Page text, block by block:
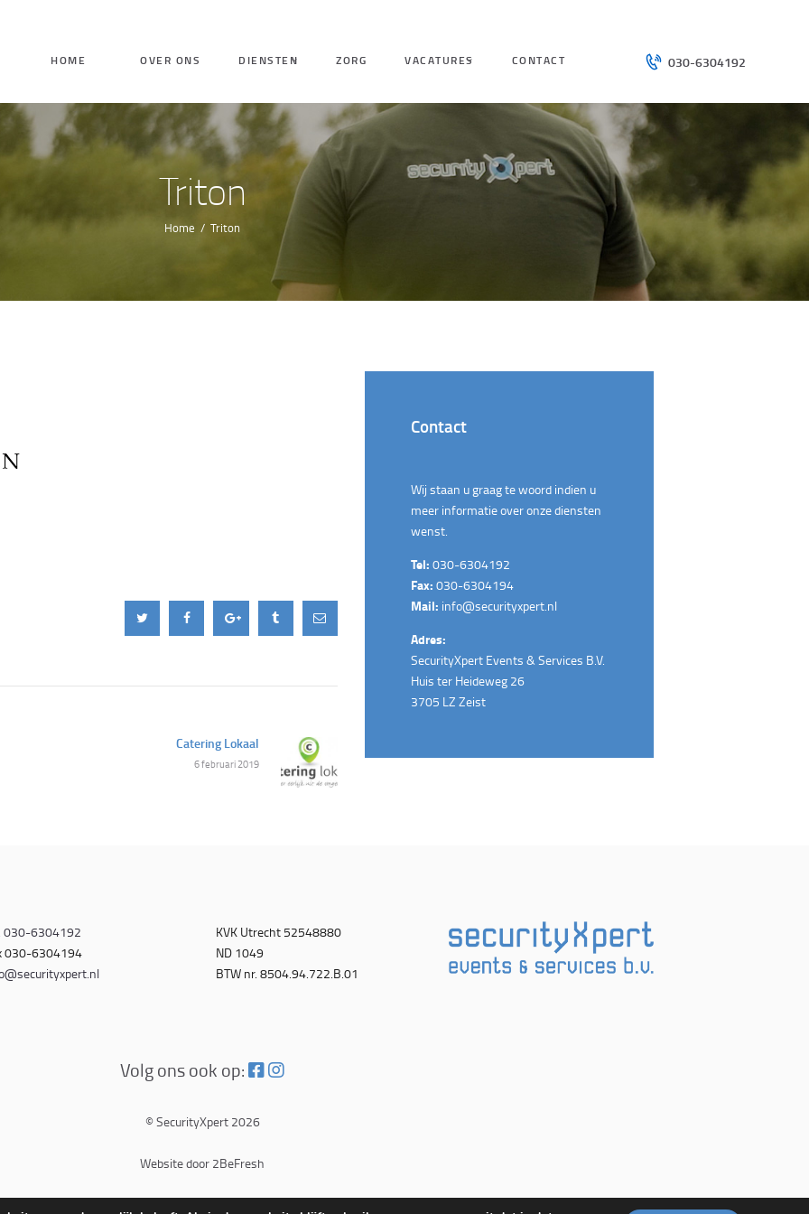
HOME OVER ONS DIENSTEN ZORG VACATURES CONTACT 030-6304192
Triton
Home Triton
DIENSTEN
post:
Catering Lokaal
6 februari 2019
Contact
Wij staan u graag te woord indien u
meer informatie over onze diensten
wenst.
Tel: 030-6304192
Fax: 030-6304194
Mail: info@securityxpert.nl
Adres:
SecurityXpert Events & Services B.V.
Huis ter Heideweg 26
3705 LZ Zeist
030-6304192
030-6304194
KVK Utrecht 52548880
ND 1049
BTW nr. 8504.94.722.B.01
Volg ons ook op:
© SecurityXpert 2026
Website door 2BeFresh